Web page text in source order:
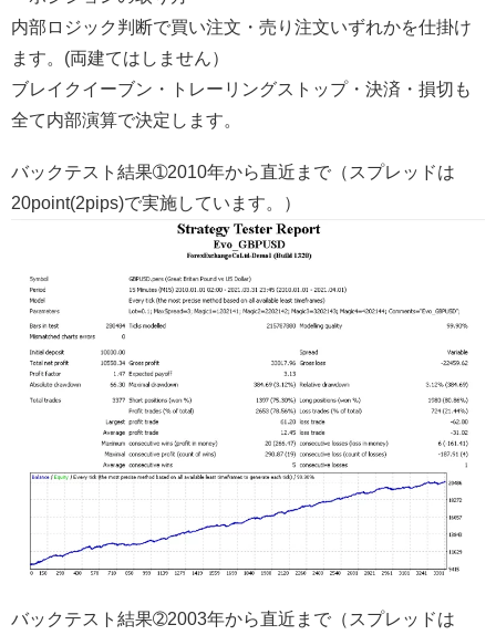
内部ロジック判断で買い注文・売り注文いずれかを仕掛け
ます。(両建てはしません）
ブレイクイーブン・トレーリングストップ・決済・損切も
全て内部演算で決定します。
バックテスト結果➀2010年から直近まで（スプレッドは
20point(2pips)で実施しています。）
バックテスト結果➁2003年から直近まで（スプレッドは